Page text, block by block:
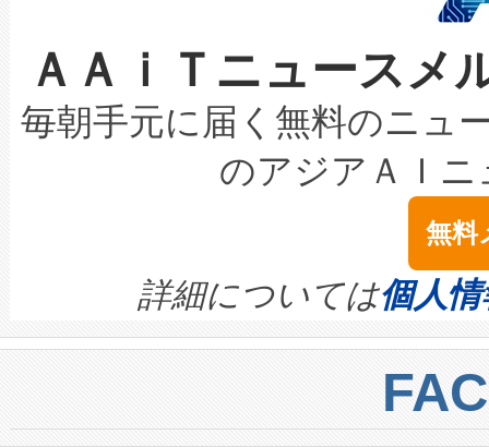
取得できる可能性もあります
設には、3億～4億ドルかか
最高経営責任者（CEO）であ
す。「当社のfully-connected
ームを利用すれば、6,000万
きます。この効率性は、フェ
限を超えて利用可能な電力容
持できるよう貢献します。こ
ービスレベル契約（SLA）違
テリー性能の劣化によるダウ
念は、現在データセンターが
ます。 Voltaiq provides a
quality and reliability for AI
BESS stack to ensure battery
centers. Voltaiqは、ai&のAI
からシステム統合、試運転、
なレーザースポットにより、
な環境下でも豊かなディテー
キロメートル範囲を検出
LiDAR for Inspections,
は1535 nmレーザーを搭載。
イズの小径化を実現すること
す。ノーマルモードでは、
ートル先まで検出でき、これ
トに対して約600メートルに
では、反射率10％のターゲッ
ＡＡｉＴニュース
毎朝手元に届く無料のニュ
のアジアＡＩ
無料
詳細については個人